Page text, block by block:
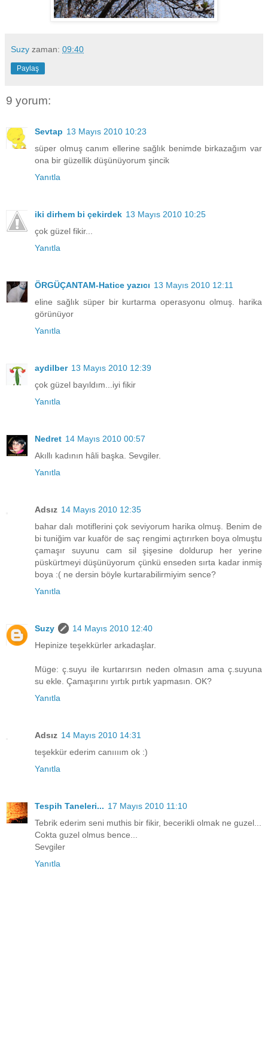
Suzy zaman: 09:40
Paylaş
9 yorum:
Sevtap 13 Mayıs 2010 10:23
süper olmuş canım ellerine sağlık benimde birkazağım var
ona bir güzellik düşünüyorum şincik
Yanıtla
iki dirhem bi çekirdek 13 Mayıs 2010 10:25
çok güzel fikir...
Yanıtla
ÖRGÜÇANTAM-Hatice yazıcı 13 Mayıs 2010 12:11
eline sağlık süper bir kurtarma operasyonu olmuş. harika
görünüyor
Yanıtla
aydilber 13 Mayıs 2010 12:39
çok güzel bayıldım...iyi fikir
Yanıtla
Nedret 14 Mayıs 2010 00:57
Akıllı kadının hâli başka. Sevgiler.
Yanıtla
Adsız 14 Mayıs 2010 12:35
bahar dalı motiflerini çok seviyorum harika olmuş. Benim de
bi tuniğim var kuaför de saç rengimi açtırırken boya olmuştu
çamaşır suyunu cam sil şişesine doldurup her yerine
püskürtmeyi düşünüyorum çünkü enseden sırta kadar inmiş
boya :( ne dersin böyle kurtarabilirmiyim sence?
Yanıtla
Suzy
14 Mayıs 2010 12:40
Hepinize teşekkürler arkadaşlar.
Müge: ç.suyu ile kurtarırsın neden olmasın ama ç.suyuna
su ekle. Çamaşırını yırtık pırtık yapmasın. OK?
Yanıtla
Adsız 14 Mayıs 2010 14:31
teşekkür ederim canıııım ok :)
Yanıtla
Tespih Taneleri... 17 Mayıs 2010 11:10
Tebrik ederim seni muthis bir fikir, becerikli olmak ne guzel...
Cokta guzel olmus bence...
Sevgiler
Yanıtla